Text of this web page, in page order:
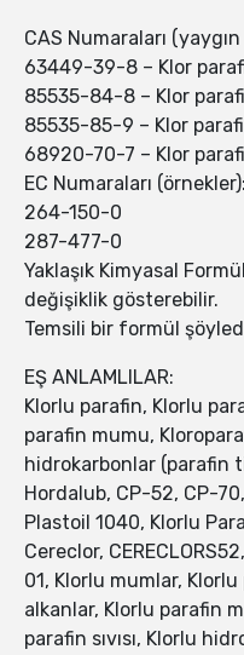
CAS Numaraları
63449-39-8 – Klor
85535-84-8 – Klor
85535-85-9 – Klor
68920-70-7 – Klor
EC Numaraları (örnekler):
264-150-0
287-477-0
Yaklaşık Kimyasal
değişiklik gösterebilir.
Temsili bir formül
EŞ ANLAMLILAR:
Klorlu parafin, Klorlu
parafin mumu,
hidrokarbonlar (parafin
Hordalub, CP-52, CP-70,
Plastoil 1040, Klorlu
Cereclor,
01, Klorlu mumlar,
alkanlar, Klorlu parafin
parafin sıvısı, Klorlu